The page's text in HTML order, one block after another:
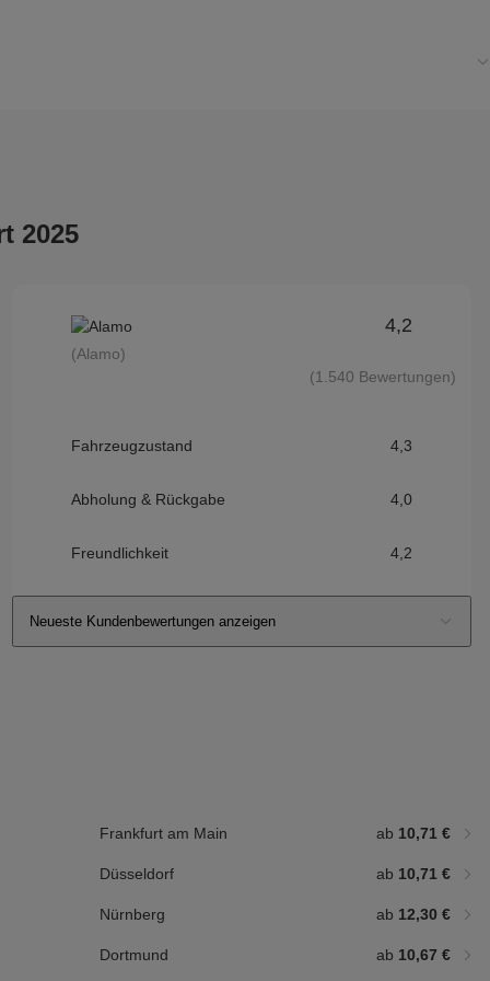
2025
(Alamo)
4,2
(1.540 Bewertungen)
Fahrzeugzustand 4,3
Abholung & Rückgabe 4,0
Freundlichkeit 4,2
Neueste Kundenbewertungen anzeigen
Frankfurt am Main ab 10,71 €
Düsseldorf ab 10,71 €
Nürnberg ab 12,30 €
Dortmund ab 10,67 €